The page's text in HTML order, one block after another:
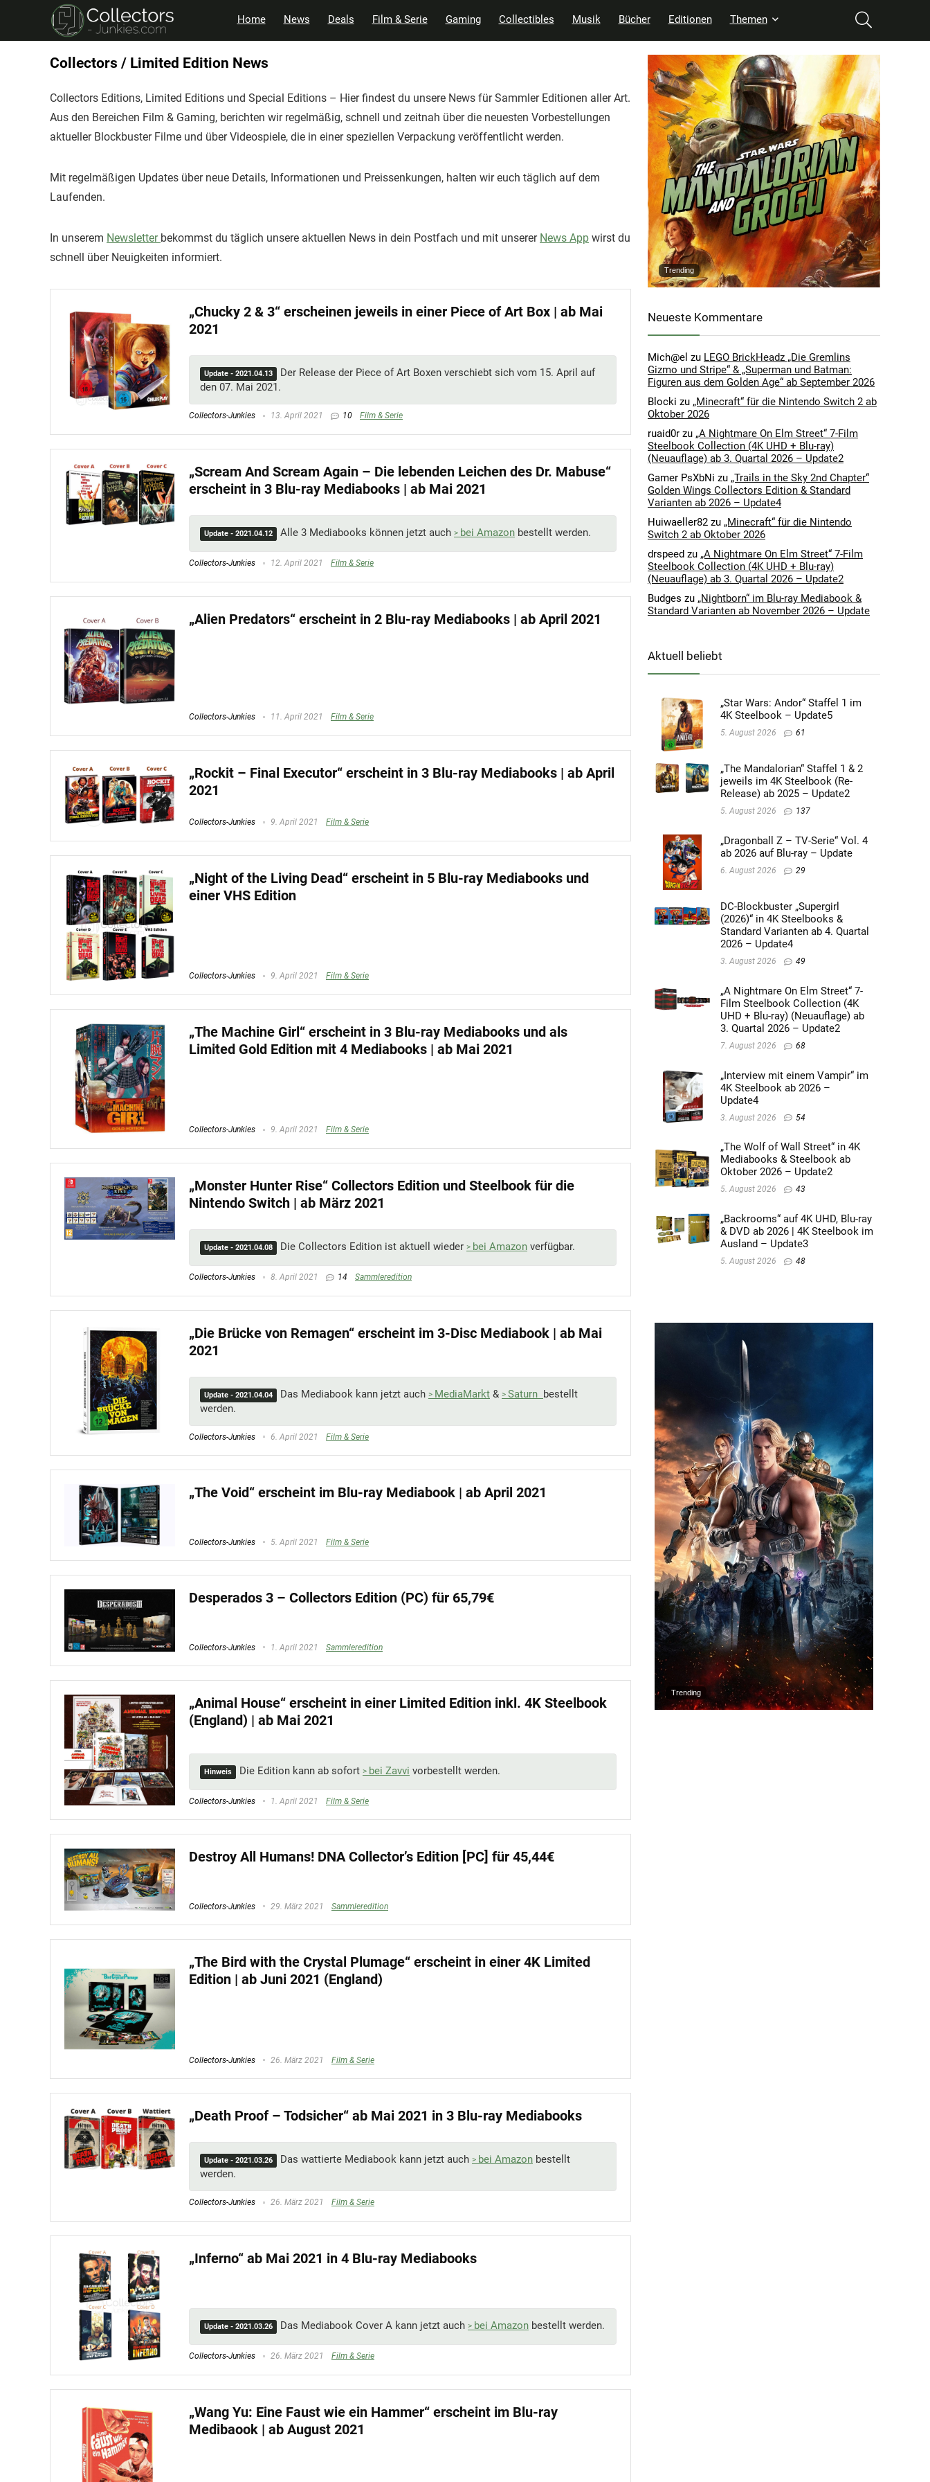
Home News Deals Film & Serie Gaming Collectibles Musik Bücher Editionen Themen
Collectors / Limited Edition News
Collectors Editions, Limited Editions und Special Editions – Hier findest du unsere News für Sammler Editionen aller Art.
Aus den Bereichen Film & Gaming, berichten wir regelmäßig, schnell und zeitnah über die neuesten Vorbestellungen
aktueller Blockbuster Filme und über Videospiele, die in einer speziellen Verpackung veröffentlicht werden.
Mit regelmäßigen Updates über neue Details, Informationen und Preissenkungen, halten wir euch täglich auf dem
Laufenden.
In unserem Newsletter bekommst du täglich unsere aktuellen News in dein Postfach und mit unserer News App wirst du
schnell über Neuigkeiten informiert.
„Chucky 2 & 3“ erscheinen jeweils in einer Piece of Art Box | ab Mai
2021
Update - 2021.04.13
Der Release der Piece of Art Boxen verschiebt sich vom 15. April auf
den 07. Mai 2021.
Collectors-Junkies 13. April 2021 10 Film & Serie
„Scream And Scream Again – Die lebenden Leichen des Dr. Mabuse“
erscheint in 3 Blu-ray Mediabooks | ab Mai 2021
Update - 2021.04.12 Alle 3 Mediabooks können jetzt auch bei Amazon bestellt werden.
Collectors-Junkies 12. April 2021 Film & Serie
„Alien Predators“ erscheint in 2 Blu-ray Mediabooks | ab April 2021
Collectors-Junkies 11. April 2021 Film & Serie
„Rockit – Final Executor“ erscheint in 3 Blu-ray Mediabooks | ab April
2021
Collectors-Junkies 9. April 2021 Film & Serie
„Night of the Living Dead“ erscheint in 5 Blu-ray Mediabooks und
einer VHS Edition
Collectors-Junkies 9. April 2021 Film & Serie
„The Machine Girl“ erscheint in 3 Blu-ray Mediabooks und als
Limited Gold Edition mit 4 Mediabooks | ab Mai 2021
Collectors-Junkies 9. April 2021 Film & Serie
„Monster Hunter Rise“ Collectors Edition und Steelbook für die
Nintendo Switch | ab März 2021
Update - 2021.04.08 Die Collectors Edition ist aktuell wieder bei Amazon verfügbar.
Collectors-Junkies 8. April 2021 14 Sammleredition
„Die Brücke von Remagen“ erscheint im 3-Disc Mediabook | ab Mai
2021
Update - 2021.04.04 Das Mediabook kann jetzt auch MediaMarkt & Saturn bestellt
werden.
Collectors-Junkies 6. April 2021 Film & Serie
„The Void“ erscheint im Blu-ray Mediabook | ab April 2021
Collectors-Junkies 5. April 2021 Film & Serie
Desperados 3 – Collectors Edition (PC) für 65,79€
Collectors-Junkies 1. April 2021 Sammleredition
„Animal House“ erscheint in einer Limited Edition inkl. 4K Steelbook
(England) | ab Mai 2021
Hinweis Die Edition kann ab sofort bei Zavvi vorbestellt werden.
Collectors-Junkies 1. April 2021 Film & Serie
Destroy All Humans! DNA Collector’s Edition [PC] für 45,44€
Collectors-Junkies 29. März 2021 Sammleredition
„The Bird with the Crystal Plumage“ erscheint in einer 4K Limited
Edition | ab Juni 2021 (England)
Collectors-Junkies 26. März 2021 Film & Serie
„Death Proof – Todsicher“ ab Mai 2021 in 3 Blu-ray Mediabooks
Update - 2021.03.26 Das wattierte Mediabook kann jetzt auch bei Amazon bestellt
werden.
Collectors-Junkies 26. März 2021 Film & Serie
„Inferno“ ab Mai 2021 in 4 Blu-ray Mediabooks
Update - 2021.03.26 Das Mediabook Cover A kann jetzt auch bei Amazon bestellt werden.
Collectors-Junkies 26. März 2021 Film & Serie
„Wang Yu: Eine Faust wie ein Hammer“ erscheint im Blu-ray
Medibaook | ab August 2021
Trending
Neueste Kommentare
Mich@el zu LEGO BrickHeadz „Die Gremlins
Gizmo und Stripe“ & „Superman und Batman:
Figuren aus dem Golden Age“ ab September 2026
Blocki zu „Minecraft“ für die Nintendo Switch 2 ab
Oktober 2026
ruaid0r zu „A Nightmare On Elm Street“ 7-Film
Steelbook Collection (4K UHD + Blu-ray)
(Neuauflage) ab 3. Quartal 2026 – Update2
Gamer PsXbNi zu „Trails in the Sky 2nd Chapter“
Golden Wings Collectors Edition & Standard
Varianten ab 2026 – Update4
Huiwaeller82 zu „Minecraft“ für die Nintendo
Switch 2 ab Oktober 2026
drspeed zu „A Nightmare On Elm Street“ 7-Film
Steelbook Collection (4K UHD + Blu-ray)
(Neuauflage) ab 3. Quartal 2026 – Update2
Budges zu „Nightborn“ im Blu-ray Mediabook &
Standard Varianten ab November 2026 – Update
Aktuell beliebt
„Star Wars: Andor“ Staffel 1 im
4K Steelbook – Update5
5. August 2026 61
„The Mandalorian“ Staffel 1 & 2
jeweils im 4K Steelbook (Re-
Release) ab 2025 – Update2
5. August 2026 137
„Dragonball Z – TV-Serie“ Vol. 4
ab 2026 auf Blu-ray – Update
6. August 2026 29
DC-Blockbuster „Supergirl
(2026)“ in 4K Steelbooks &
Standard Varianten ab 4. Quartal
2026 – Update4
3. August 2026 49
„A Nightmare On Elm Street“ 7-
Film Steelbook Collection (4K
UHD + Blu-ray) (Neuauflage) ab
3. Quartal 2026 – Update2
7. August 2026 68
„Interview mit einem Vampir“ im
4K Steelbook ab 2026 –
Update4
3. August 2026 54
„The Wolf of Wall Street“ in 4K
Mediabooks & Steelbook ab
Oktober 2026 – Update2
5. August 2026 43
„Backrooms“ auf 4K UHD, Blu-ray
& DVD ab 2026 | 4K Steelbook im
Ausland – Update3
5. August 2026 48
Trending